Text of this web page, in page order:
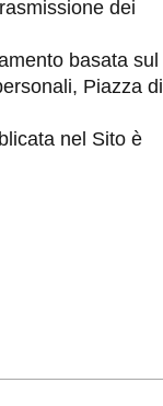
dei
basata sul
Piazza di
nel Sito è